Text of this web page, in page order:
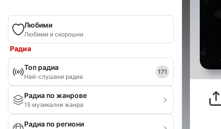
Любими
Любими и скорошни
Радиа
Топ радиа
Най-слушани радиа
171
Радиа по жанрове
15 музикални жанра
Радиа по региони